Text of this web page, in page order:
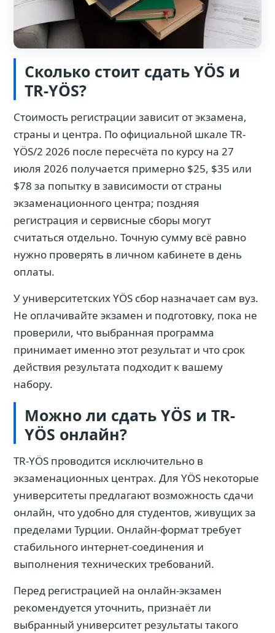
Сколько стоит сдать YÖS и
TR-YÖS?
Стоимость регистрации зависит от экзамена,
страны и центра. По официальной шкале TR-
YÖS/2 2026 после пересчёта по курсу на 27
июля 2026 получается примерно $25, $35 или
$78 за попытку в зависимости от страны
экзаменационного центра; поздняя
регистрация и сервисные сборы могут
считаться отдельно. Точную сумму всё равно
нужно проверять в личном кабинете в день
оплаты.
У университетских YÖS сбор назначает сам вуз.
Не оплачивайте экзамен и подготовку, пока не
проверили, что выбранная программа
принимает именно этот результат и что срок
действия результата подходит к вашему
набору.
Можно ли сдать YÖS и TR-
YÖS онлайн?
TR-YÖS проводится исключительно в
экзаменационных центрах. Для YÖS некоторые
университеты предлагают возможность сдачи
онлайн, что удобно для студентов, живущих за
пределами Турции. Онлайн-формат требует
стабильного интернет-соединения и
выполнения технических требований.
Перед регистрацией на онлайн-экзамен
рекомендуется уточнить, признаёт ли
выбранный университет результаты такого